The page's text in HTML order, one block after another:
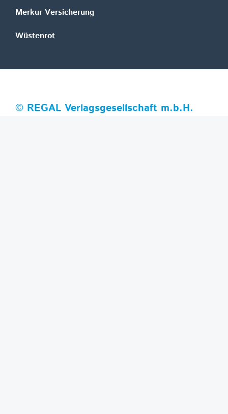
Merkur Versicherung
Wüstenrot
© REGAL Verlagsgesellschaft m.b.H.